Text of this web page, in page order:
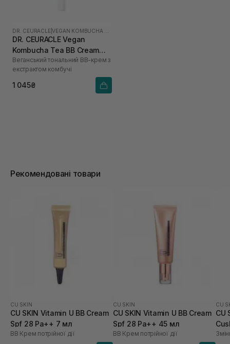
DR. CEURACLE |
DR. CEURACLE Vegan
Kombucha Tea BB Cream
Normal 30 мл
Веганський тональний ВВ-крем з
екстрактом комбучі
1 045₴
Рекомендовані товари
CU SKIN
CU SKIN Vitamin U BB Cream
Spf 28 Pa++ 7 мл
BB Крем потрійної дії
CU SKIN
CU SKIN Vitamin U BB Cream
Spf 28 Pa++ 45 мл
BB Крем потрійної дії
CU
CU
21